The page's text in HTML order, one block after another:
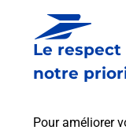
Le
notre
Pour améliorer
Boîte aux
Le lien s'ouvre dans